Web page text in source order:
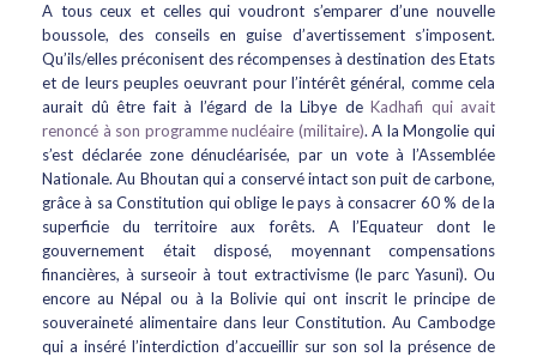
A tous ceux et celles qui voudront s’emparer d’une nouvelle
boussole, des conseils en guise d’avertissement s’imposent.
Qu’ils/elles préconisent des récompenses à destination des Etats
et de leurs peuples oeuvrant pour l’intérêt général, comme cela
aurait dû être fait à l’égard de la Libye de Kadhafi qui avait
renoncé à son programme nucléaire (militaire). A la Mongolie qui
s’est déclarée zone dénucléarisée, par un vote à l’Assemblée
Nationale. Au Bhoutan qui a conservé intact son puit de carbone,
grâce à sa Constitution qui oblige le pays à consacrer 60 % de la
superficie du territoire aux forêts. A l’Equateur dont le
gouvernement était disposé, moyennant compensations
financières, à surseoir à tout extractivisme (le parc Yasuni). Ou
encore au Népal ou à la Bolivie qui ont inscrit le principe de
souveraineté alimentaire dans leur Constitution. Au Cambodge
qui a inséré l’interdiction d’accueillir sur son sol la présence de